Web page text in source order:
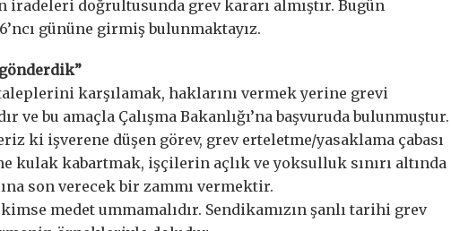
iradeleri doğrultusunda grev kararı almıştır. Bugün
gününe girmiş bulunmaktayız.
karşılamak, haklarını vermek yerine grevi
ve bu amaçla Çalışma Bakanlığı’na başvuruda bulunmuştur.
ki işverene düşen görev, grev erteletme/yasaklama çabası
kulak kabartmak, işçilerin açlık ve yoksulluk sınırı altında
son verecek bir zammı vermektir.
medet ummamalıdır. Sendikamızın şanlı tarihi grev